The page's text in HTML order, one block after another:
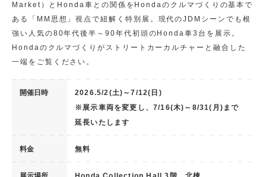
Market）とHonda車との関係をHondaのクルマづくりの基本で
ある「MM思想」視点で紐解く特別展。現代のJDMシーンでも根
強い人気の80年代後半～90年代初頭のHonda車3台を展示。
Hondaのクルマづくりがストリートカーカルチャーと融合した
一端をご覧ください。
開催日時 2026.5/2(土)～7/12(日)
※展示車両を変更し、7/16(木)～8/31(月)まで
延長いたします
料金 無料
展示場所 Honda Collection Hall 3階 北棟